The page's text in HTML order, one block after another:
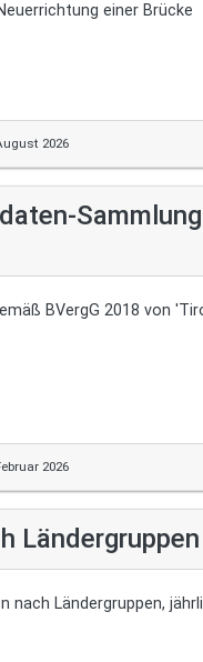
und Neuerrichtung einer Brücke
2026
BVergG 2018 von
2026
nach Ländergruppen,